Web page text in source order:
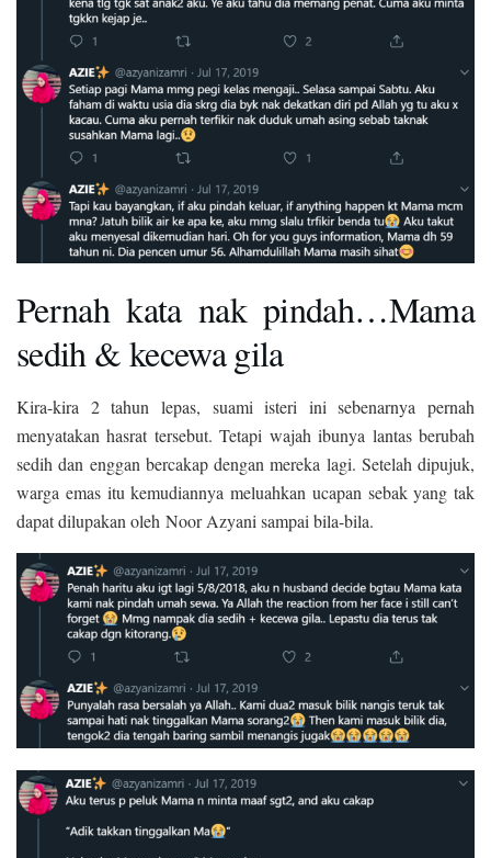
Pernah kata nak pindah…Mama
sedih & kecewa gila
Kira-kira 2 tahun lepas, suami isteri ini sebenarnya pernah
menyatakan hasrat tersebut. Tetapi wajah ibunya lantas berubah
sedih dan enggan bercakap dengan mereka lagi. Setelah dipujuk,
warga emas itu kemudiannya meluahkan ucapan sebak yang tak
dapat dilupakan oleh Noor Azyani sampai bila-bila.